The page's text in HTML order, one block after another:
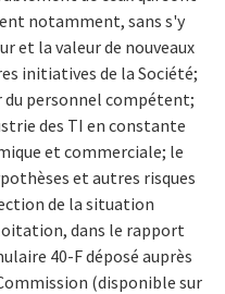
notamment, sans s'y
et la valeur de nouveaux
initiatives de la Société;
personnel compétent;
des TI en constante
et commerciale; le
et autres risques
de la situation
dans le rapport
40-F déposé auprès
(disponible sur